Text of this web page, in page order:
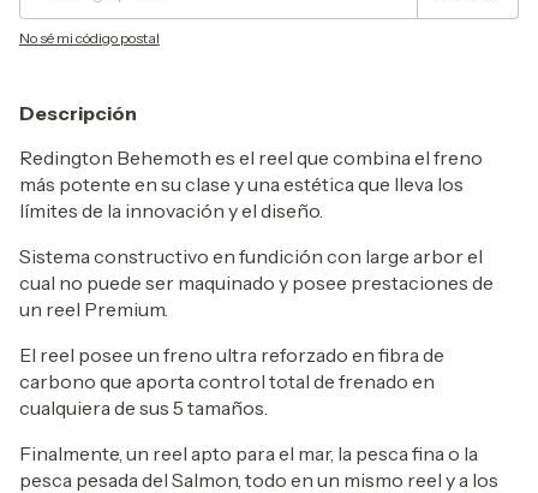
No sé mi código postal
Descripción
Redington Behemoth es el reel que combina el freno
más potente en su clase y una estética que lleva los
límites de la innovación y el diseño.
Sistema constructivo en fundición con large arbor el
cual no puede ser maquinado y posee prestaciones de
un reel Premium.
El reel posee un freno ultra reforzado en fibra de
carbono que aporta control total de frenado en
cualquiera de sus 5 tamaños.
Finalmente, un reel apto para el mar, la pesca fina o la
pesca pesada del Salmon, todo en un mismo reel y a los